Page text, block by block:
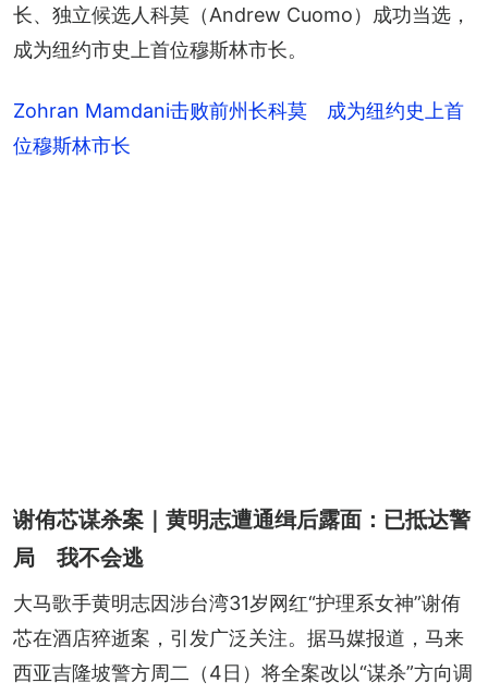
长、独立候选人科莫（Andrew Cuomo）成功当选，
成为纽约市史上首位穆斯林市长。
Zohran Mamdani击败前州长科莫 成为纽约史上首
位穆斯林市长
谢侑芯谋杀案｜黄明志遭通缉后露面：已抵达警
局 我不会逃
大马歌手黄明志因涉台湾31岁网红“护理系女神”谢侑
芯在酒店猝逝案，引发广泛关注。据马媒报道，马来
西亚吉隆坡警方周二（4日）将全案改以“谋杀”方向调